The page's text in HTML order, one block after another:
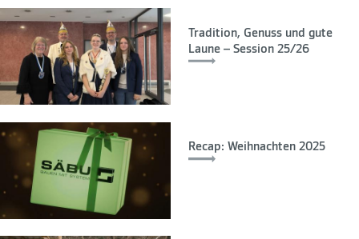
Tradition, Genuss und gute
Laune – Session 25/26
Recap: Weihnachten 2025